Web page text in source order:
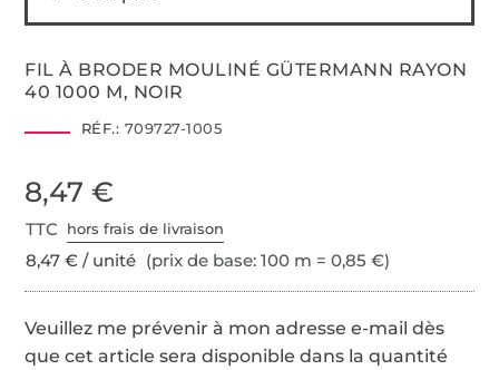
FIL À BRODER MOULINÉ GÜTERMANN RAYON
40 1000 M, NOIR
RÉF.: 709727-1005
8,47 €
TTC hors frais de livraison
8,47 € / unité (prix de base: 100 m = 0,85 €)
Veuillez me prévenir à mon adresse e-mail dès
que cet article sera disponible dans la quantité